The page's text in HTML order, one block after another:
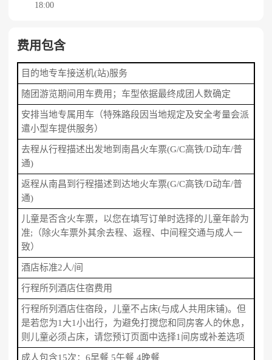
18:00
费用包含
目的地专车接送机(站)服务
随团游览期间用车费用；车型依据最终成团人数确定
安排当地专属用车（特殊路段因当地规定及安全考量会派
遣小型车提供服务）
去程从行程描述出发地到南昌火车票(G/C高铁/D动车/普
通)
返程从南昌到行程描述到达地火车票(G/C高铁/D动车/普
通)
儿童是否含火车票，以您在填写订单时选择的儿童年龄为
准;（除火车票外其余去程、返程、中间程交通与成人一
致）
酒店标准2人/间
行程所列酒店住宿费用
行程所列酒店住宿段，儿童不占床(与成人共用床铺)。但
是若您为1大1小出行，为避免打搅您和同房客人的休息，
则儿童必须占床，请您预订页面中选择1间房或补差选项
成人包含15次：6早餐 5午餐 4晚餐